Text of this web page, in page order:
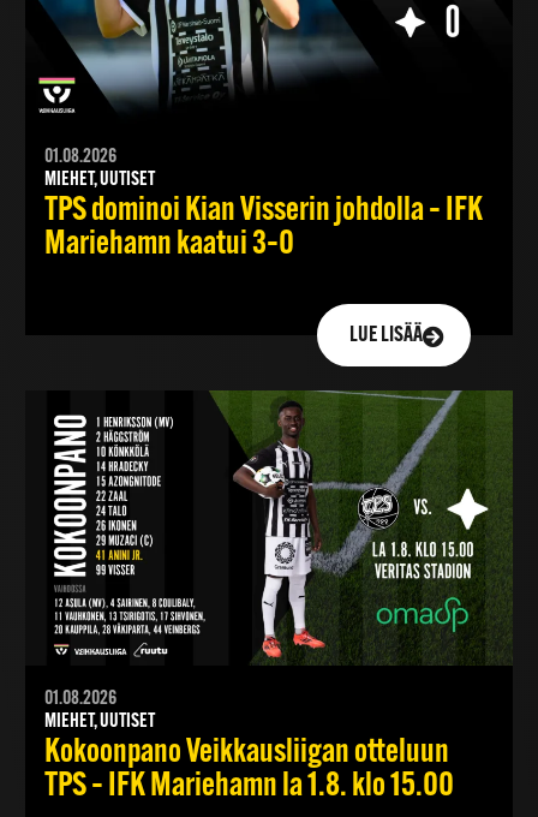
01.08.2026
MIEHET, UUTISET
TPS dominoi Kian Visserin johdolla – IFK
Mariehamn kaatui 3–0
LUE LISÄÄ
01.08.2026
MIEHET, UUTISET
Kokoonpano Veikkausliigan otteluun
TPS – IFK Mariehamn la 1.8. klo 15.00